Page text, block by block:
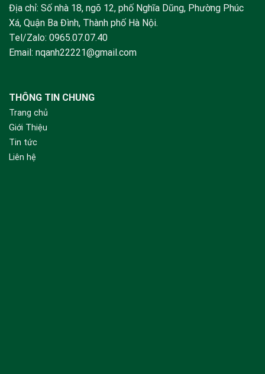
Địa chỉ: Số nhà 18, ngõ 12, phố Nghĩa Dũng, Phường Phúc
Xá, Quận Ba Đình, Thành phố Hà Nội.
Tel/Zalo: 0965.07.07.40
Email: nqanh22221@gmail.com
THÔNG TIN CHUNG
Trang chủ
Giới Thiệu
Tin tức
Liên hệ